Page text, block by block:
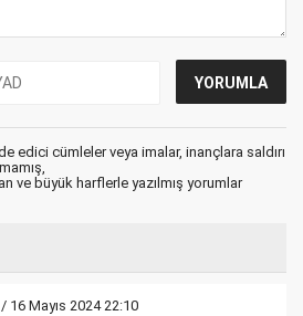
edici cümleler veya imalar, inançlara saldırı
ve büyük harflerle yazılmış yorumlar
/ 16 Mayıs 2024 22:10